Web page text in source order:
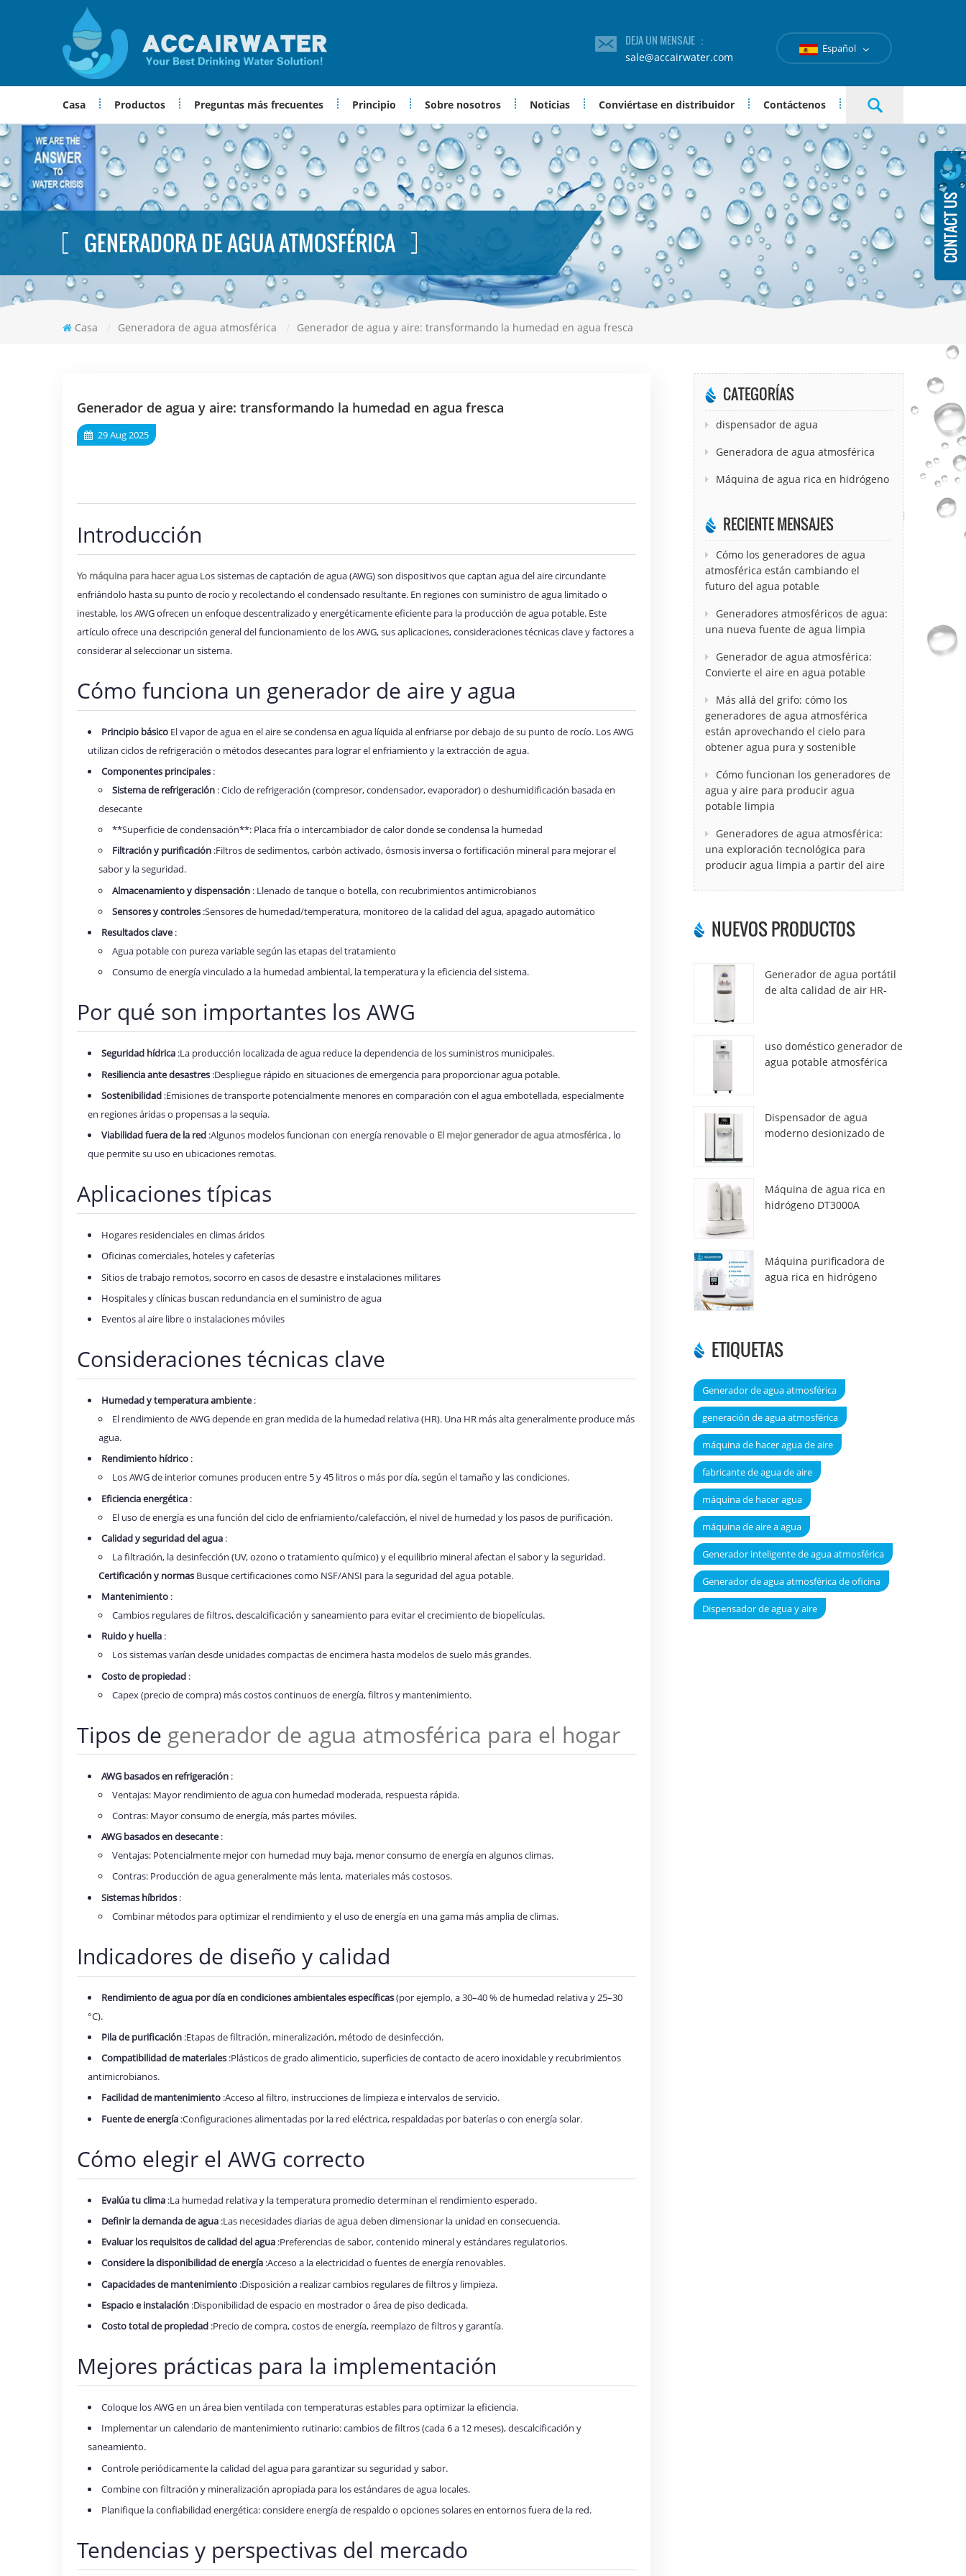
DEJA UN MENSAJE ：
sale@accairwater.com
Español
Casa Productos Preguntas más frecuentes Principio Sobre nosotros Noticias Conviértase en distribuidor Contáctenos
GENERADORA DE AGUA ATMOSFÉRICA
Casa / Generadora de agua atmosférica / Generador de agua y aire: transformando la humedad en agua fresca
Generador de agua y aire: transformando la humedad en agua fresca
29 Aug 2025
Introducción
Yo máquina para hacer agua Los sistemas de captación de agua (AWG) son dispositivos que captan agua del aire circundante
enfriándolo hasta su punto de rocío y recolectando el condensado resultante. En regiones con suministro de agua limitado o
inestable, los AWG ofrecen un enfoque descentralizado y energéticamente eficiente para la producción de agua potable. Este
artículo ofrece una descripción general del funcionamiento de los AWG, sus aplicaciones, consideraciones técnicas clave y factores a
considerar al seleccionar un sistema.
Cómo funciona un generador de aire y agua
Principio básico El vapor de agua en el aire se condensa en agua líquida al enfriarse por debajo de su punto de rocío. Los AWG
utilizan ciclos de refrigeración o métodos desecantes para lograr el enfriamiento y la extracción de agua.
Componentes principales :
Sistema de refrigeración : Ciclo de refrigeración (compresor, condensador, evaporador) o deshumidificación basada en
desecante
**Superficie de condensación**: Placa fría o intercambiador de calor donde se condensa la humedad
Filtración y purificación :Filtros de sedimentos, carbón activado, ósmosis inversa o fortificación mineral para mejorar el
sabor y la seguridad.
Almacenamiento y dispensación : Llenado de tanque o botella, con recubrimientos antimicrobianos
Sensores y controles :Sensores de humedad/temperatura, monitoreo de la calidad del agua, apagado automático
Resultados clave:
Agua potable con pureza variable según las etapas del tratamiento
Consumo de energía vinculado a la humedad ambiental, la temperatura y la eficiencia del sistema.
Por qué son importantes los AWG
Seguridad hídrica :La producción localizada de agua reduce la dependencia de los suministros municipales.
Resiliencia ante desastres :Despliegue rápido en situaciones de emergencia para proporcionar agua potable.
Sostenibilidad :Emisiones de transporte potencialmente menores en comparación con el agua embotellada, especialmente
en regiones áridas o propensas a la sequía.
Viabilidad fuera de la red :Algunos modelos funcionan con energía renovable o El mejor generador de agua atmosférica, lo
que permite su uso en ubicaciones remotas.
Aplicaciones típicas
Hogares residenciales en climas áridos
Oficinas comerciales, hoteles y cafeterías
Sitios de trabajo remotos, socorro en casos de desastre e instalaciones militares
Hospitales y clínicas buscan redundancia en el suministro de agua
Eventos al aire libre o instalaciones móviles
Consideraciones técnicas clave
Humedad y temperatura ambiente:
El rendimiento de AWG depende en gran medida de la humedad relativa (HR). Una HR más alta generalmente produce más
agua.
Rendimiento hídrico :
Los AWG de interior comunes producen entre 5 y 45 litros o más por día, según el tamaño y las condiciones.
Eficiencia energética :
El uso de energía es una función del ciclo de enfriamiento/calefacción, el nivel de humedad y los pasos de purificación.
Calidad y seguridad del agua :
La filtración, la desinfección (UV, ozono o tratamiento químico) y el equilibrio mineral afectan el sabor y la seguridad.
Certificación y normas Busque certificaciones como NSF/ANSI para la seguridad del agua potable.
Mantenimiento :
Cambios regulares de filtros, descalcificación y saneamiento para evitar el crecimiento de biopelículas.
Ruido y huella :
Los sistemas varían desde unidades compactas de encimera hasta modelos de suelo más grandes.
Costo de propiedad :
Capex (precio de compra) más costos continuos de energía, filtros y mantenimiento.
Tipos de generador de agua atmosférica para el hogar
AWG basados en refrigeración :
Ventajas: Mayor rendimiento de agua con humedad moderada, respuesta rápida.
Contras: Mayor consumo de energía, más partes móviles.
AWG basados en desecante:
Ventajas: Potencialmente mejor con humedad muy baja, menor consumo de energía en algunos climas.
Contras: Producción de agua generalmente más lenta, materiales más costosos.
Sistemas híbridos :
Combinar métodos para optimizar el rendimiento y el uso de energía en una gama más amplia de climas.
Indicadores de diseño y calidad
Rendimiento de agua por día en condiciones ambientales específicas(por ejemplo, a 30–40 % de humedad relativa y 25–30
°C).
Pila de purificación :Etapas de filtración, mineralización, método de desinfección.
Compatibilidad de materiales :Plásticos de grado alimenticio, superficies de contacto de acero inoxidable y recubrimientos
antimicrobianos.
Facilidad de mantenimiento :Acceso al filtro, instrucciones de limpieza e intervalos de servicio.
Fuente de energía :Configuraciones alimentadas por la red eléctrica, respaldadas por baterías o con energía solar.
Cómo elegir el AWG correcto
Evalúa tu clima :La humedad relativa y la temperatura promedio determinan el rendimiento esperado.
Definir la demanda de agua :Las necesidades diarias de agua deben dimensionar la unidad en consecuencia.
Evaluar los requisitos de calidad del agua :Preferencias de sabor, contenido mineral y estándares regulatorios.
Considere la disponibilidad de energía :Acceso a la electricidad o fuentes de energía renovables.
Capacidades de mantenimiento :Disposición a realizar cambios regulares de filtros y limpieza.
Espacio e instalación :Disponibilidad de espacio en mostrador o área de piso dedicada.
Costo total de propiedad :Precio de compra, costos de energía, reemplazo de filtros y garantía.
Mejores prácticas para la implementación
Coloque los AWG en un área bien ventilada con temperaturas estables para optimizar la eficiencia.
Implementar un calendario de mantenimiento rutinario: cambios de filtros (cada 6 a 12 meses), descalcificación y
saneamiento.
Controle periódicamente la calidad del agua para garantizar su seguridad y sabor.
Combine con filtración y mineralización apropiada para los estándares de agua locales.
Planifique la confiabilidad energética: considere energía de respaldo o opciones solares en entornos fuera de la red.
Tendencias y perspectivas del mercado
CATEGORÍAS
dispensador de agua
Generadora de agua atmosférica
Máquina de agua rica en hidrógeno
RECIENTE MENSAJES
Cómo los generadores de agua
atmosférica están cambiando el
futuro del agua potable
Generadores atmosféricos de agua:
una nueva fuente de agua limpia
Generador de agua atmosférica:
Convierte el aire en agua potable
Más allá del grifo: cómo los
generadores de agua atmosférica
están aprovechando el cielo para
obtener agua pura y sostenible
Cómo funcionan los generadores de
agua y aire para producir agua
potable limpia
Generadores de agua atmosférica:
una exploración tecnológica para
producir agua limpia a partir del aire
NUEVOS PRODUCTOS
Generador de agua portátil
de alta calidad de air HR-
uso doméstico generador de
agua potable atmosférica
Dispensador de agua
moderno desionizado de
Máquina de agua rica en
hidrógeno DT3000A
Máquina purificadora de
agua rica en hidrógeno
ETIQUETAS
Generador de agua atmosférica
generación de agua atmosférica
máquina de hacer agua de aire
fabricante de agua de aire
máquina de hacer agua
máquina de aire a agua
Generador inteligente de agua atmosférica
Generador de agua atmosférica de oficina
Dispensador de agua y aire